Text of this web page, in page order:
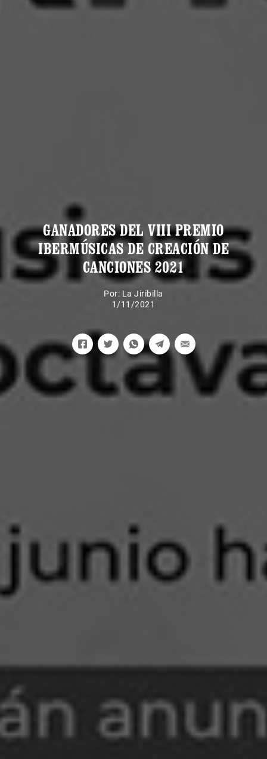
GANADORES DEL VIII PREMIO
IBERMÚSICAS DE CREACIÓN DE
CANCIONES 2021
Por: La Jiribilla
1/11/2021